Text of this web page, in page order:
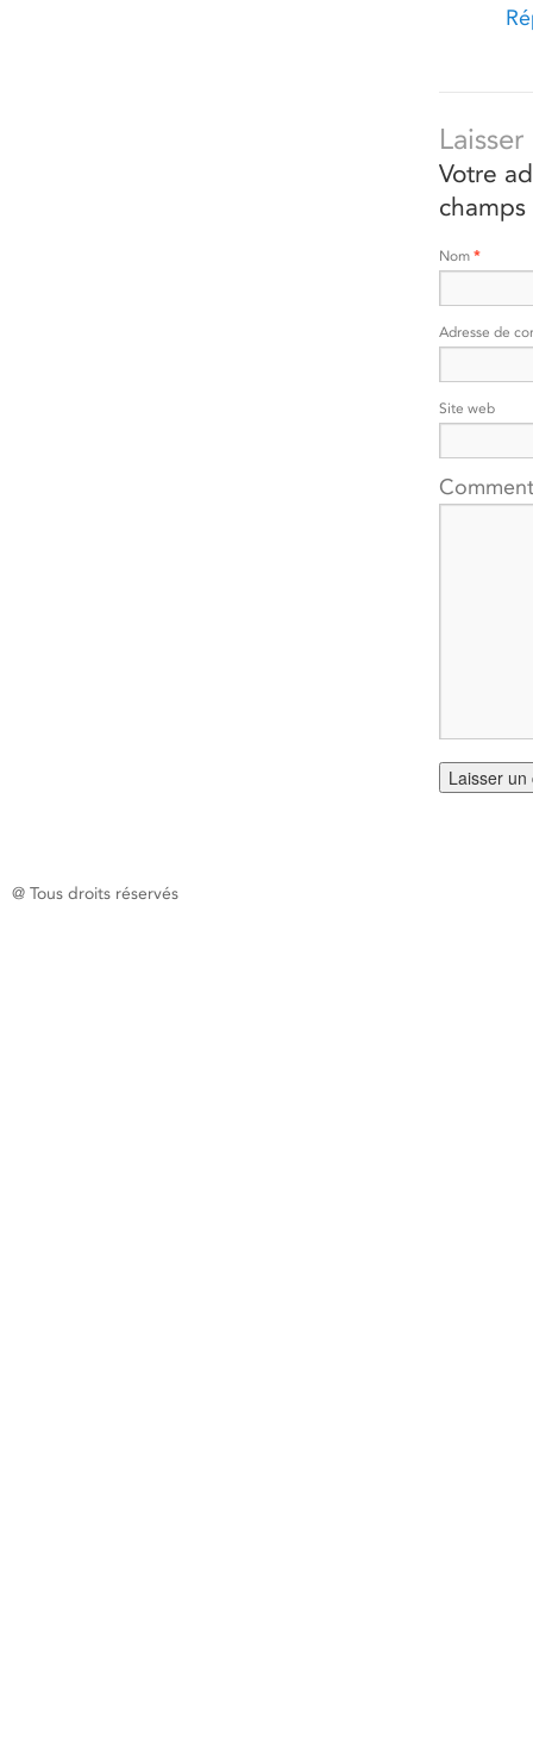
Votre
Nom *
Adresse de
Site web
@ Tous droits réservés